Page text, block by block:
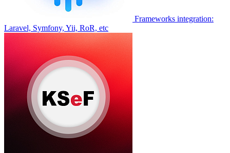
Frameworks integration:
Laravel, Symfony, Yii, RoR, etc